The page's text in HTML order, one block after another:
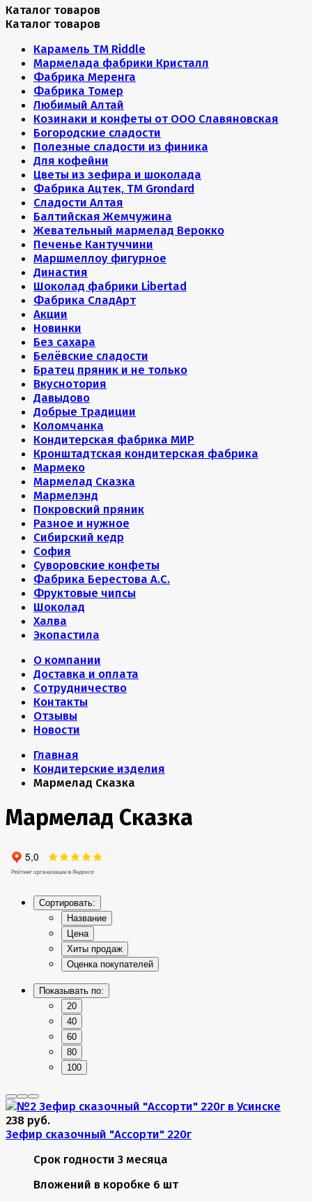
Каталог товаров
Каталог товаров
Карамель ТМ Riddle
Мармелада фабрики Кристалл
Фабрика Меренга
Фабрика Томер
Любимый Алтай
Козинаки и конфеты от ООО Славяновская
Богородские сладости
Полезные сладости из финика
Для кофейни
Цветы из зефира и шоколада
Фабрика Ацтек, ТМ Grondard
Сладости Алтая
Балтийская Жемчужина
Жевательный мармелад Верокко
Печенье Кантуччини
Маршмеллоу фигурное
Династия
Шоколад фабрики Libertad
Фабрика СладАрт
Акции
Новинки
Без сахара
Белёвские сладости
Братец пряник и не только
Вкуснотория
Давыдово
Добрые Традиции
Коломчанка
Кондитерская фабрика МИР
Кронштадтская кондитерская фабрика
Мармеко
Мармелад Сказка
Мармелэнд
Покровский пряник
Разное и нужное
Сибирский кедр
София
Суворовские конфеты
Фабрика Берестова А.С.
Фруктовые чипсы
Шоколад
Халва
Экопастила
О компании
Доставка и оплата
Сотрудничество
Контакты
Отзывы
Новости
Главная
Кондитерские изделия
Мармелад Сказка
Мармелад Сказка
Сортировать:
Название
Цена
Хиты продаж
Оценка покупателей
Показывать по:
20
40
60
80
100
238 руб.
Зефир сказочный "Ассорти" 220г
Срок годности 3 месяца
Вложений в коробке 6 шт